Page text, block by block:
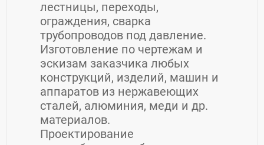
лестницы, переходы,
ограждения, сварка
трубопроводов под давление.
Изготовление по чертежам и
эскизам заказчика любых
конструкций, изделий, машин и
аппаратов из нержавеющих
сталей, алюминия, меди и др.
материалов.
Проектирование